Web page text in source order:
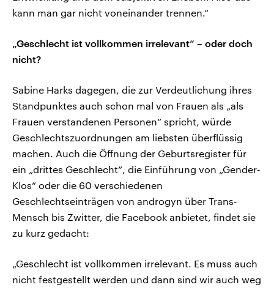
kann man gar nicht voneinander trennen.“
„Geschlecht ist vollkommen irrelevant“ – oder doch
nicht?
Sabine Harks dagegen, die zur Verdeutlichung ihres
Standpunktes auch schon mal von Frauen als „als
Frauen verstandenen Personen“ spricht, würde
Geschlechtszuordnungen am liebsten überflüssig
machen. Auch die Öffnung der Geburtsregister für
ein „drittes Geschlecht“, die Einführung von „Gender-
Klos“ oder die 60 verschiedenen
Geschlechtseinträgen von androgyn über Trans-
Mensch bis Zwitter, die Facebook anbietet, findet sie
zu kurz gedacht:
„Geschlecht ist vollkommen irrelevant. Es muss auch
nicht festgestellt werden und dann sind wir auch weg